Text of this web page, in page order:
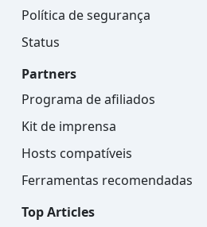
Política de segurança
Status
Partners
Programa de afiliados
Kit de imprensa
Hosts compatíveis
Ferramentas recomendadas
Top Articles